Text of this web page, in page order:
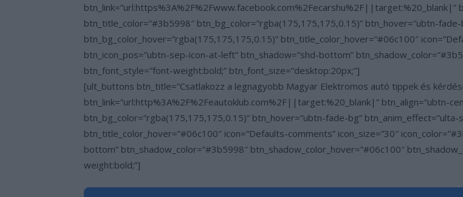
btn_link=”url:https%3A%2F%2Fwww.facebook.com%2Fecarshu%2F||target:%20_blank|”
btn_title_color=”#3b5998″ btn_bg_color=”rgba(175,175,175,0.15)” btn_hover=”ubtn-fade-
btn_bg_color_hover=”rgba(175,175,175,0.15)” btn_title_color_hover=”#06c100″
btn_icon_pos=”ubtn-sep-icon-at-left” btn_shadow=”shd-bottom”
btn_font_style=”font-weight:bold;” btn_font_size=”desktop:20px;”]
[ult_buttons btn_title=”Csatlakozz a legnagyobb Magyar Elektromos autó tippek és
btn_link=”url:http%3A%2F%2Feautoklub.com%2F||target:%20_blank|” btn_align=”ubtn-
btn_bg_color=”rgba(175,175,175,0.15)” btn_hover=”ubtn-fade-bg”
btn_title_color_hover=”#06c100″ icon=”Defaults-comments” icon_size=”30″
bottom” btn_shadow_color=”#3b5998″ btn_shadow_color_hover=”#06c100″
weight:bold;”]